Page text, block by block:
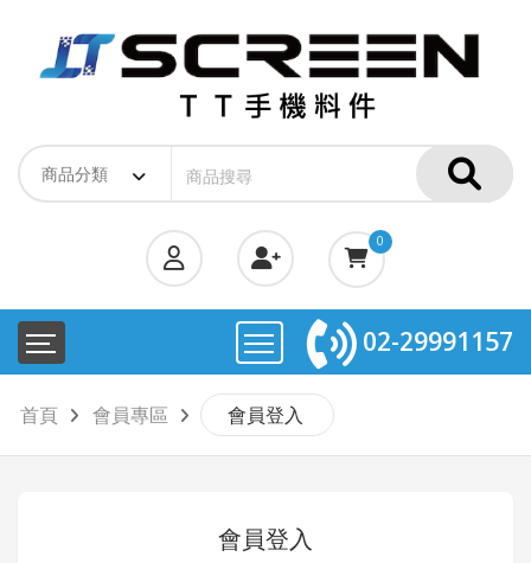
0
02-29991157
首頁 會員專區 會員登入
會員登入